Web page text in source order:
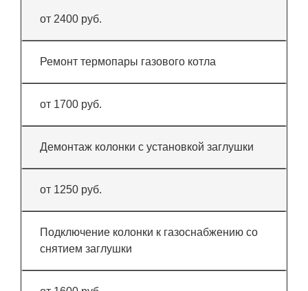
от 2400 руб.
Ремонт термопары газового котла
от 1700 руб.
Демонтаж колонки с установкой заглушки
от 1250 руб.
Подключение колонки к газоснабжению со
снятием заглушки